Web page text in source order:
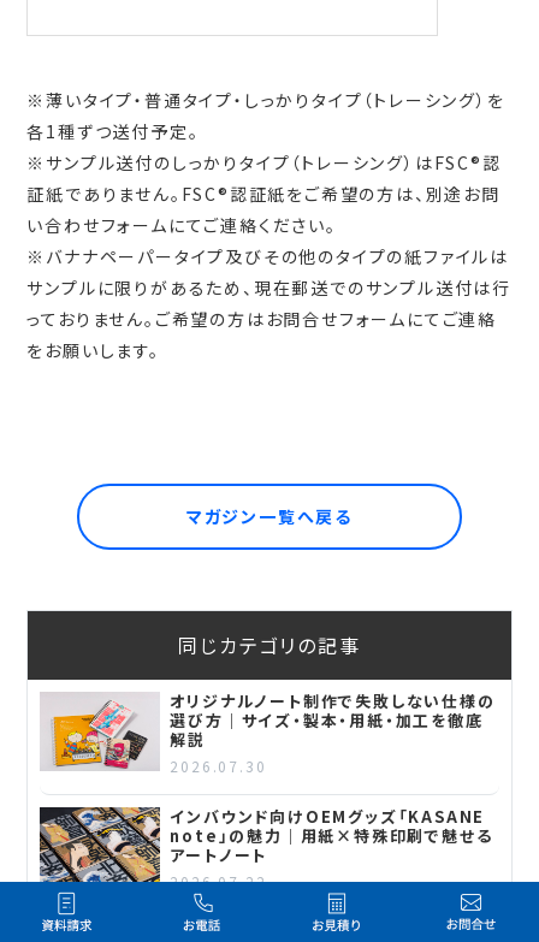
※薄いタイプ・普通タイプ・しっかりタイプ（トレーシング）を
各1種ずつ送付予定。
※サンプル送付のしっかりタイプ（トレーシング）はFSC®認
証紙でありません。FSC®認証紙をご希望の方は、別途お問
い合わせフォームにてご連絡ください。
※バナナペーパータイプ及びその他のタイプの紙ファイルは
サンプルに限りがあるため、現在郵送でのサンプル送付は行
っておりません。ご希望の方はお問合せフォームにてご連絡
をお願いします。
同じカテゴリの記事
オリジナルノート制作で失敗しない仕様の
選び方｜サイズ・製本・用紙・加工を徹底
解説
2026.07.30
インバウンド向けOEMグッズ「KASANE
note」の魅力｜用紙×特殊印刷で魅せる
アートノート
2026.07.22
【推し活グッズに】透ける！クリア素材のノ
マガジン一覧へ戻る